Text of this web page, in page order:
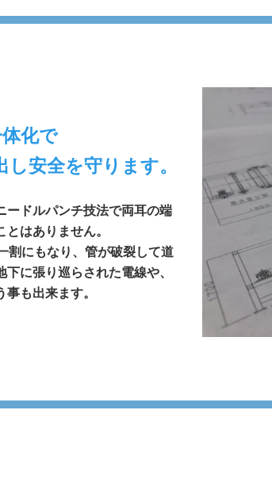
化で
安全を守ります。
ードルパンチ技法で両耳の端
はありません。
割にもなり、管が破裂して道
に張り巡らされた電線や、
も出来ます。